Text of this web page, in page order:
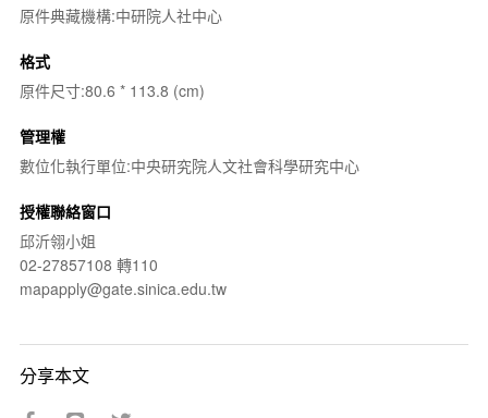
原件典藏機構:中研院人社中心
格式
原件尺寸:80.6 * 113.8 (cm)
管理權
數位化執行單位:中央研究院人文社會科學研究中心
授權聯絡窗口
邱沂翎小姐
02-27857108 轉110
mapapply@gate.sinica.edu.tw
分享本文